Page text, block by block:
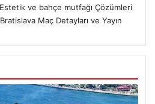
ve bahçe mutfağı Çözümleri
Maç Detayları ve Yayın